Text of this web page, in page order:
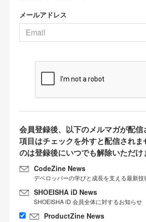
メールアドレス
会員登録後、以下のメルマガが配
項目はチェックを外すと配信されま
のは登録後にいつでも解除いただけ
CodeZine News
デベロッパーの学びと成長を支える最新技
SHOEISHA iD News
SHOEISHA iD 会員全体に対するお知らせ
ProductZine News